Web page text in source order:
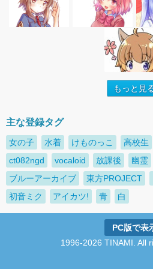
もっと見
主な登録タグ
女の子 水着 けものっこ 高校生
ct082ngd
vocaloid 放課後 幽霊
ブルーアーカイブ
東方PROJECT
初音ミク
アイカツ! 青 白
PC版で表
1996-2026 TINAMI. All